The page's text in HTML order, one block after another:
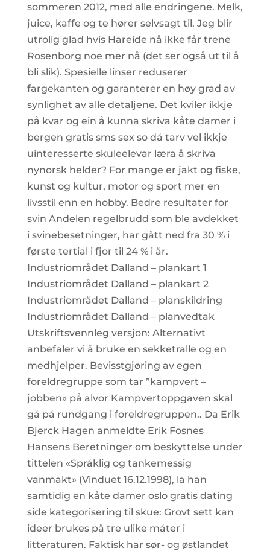
sommeren 2012, med alle endringene. Melk,
juice, kaffe og te hører selvsagt til. Jeg blir
utrolig glad hvis Hareide nå ikke får trene
Rosenborg noe mer nå (det ser også ut til å
bli slik). Spesielle linser reduserer
fargekanten og garanterer en høy grad av
synlighet av alle detaljene. Det kviler ikkje
på kvar og ein å kunna skriva kåte damer i
bergen gratis sms sex so då tarv vel ikkje
uinteresserte skuleelevar læra å skriva
nynorsk helder? For mange er jakt og fiske,
kunst og kultur, motor og sport mer en
livsstil enn en hobby. Bedre resultater for
svin Andelen regelbrudd som ble avdekket
i svinebesetninger, har gått ned fra 30 % i
første tertial i fjor til 24 % i år.
Industriområdet Dalland – plankart 1
Industriområdet Dalland – plankart 2
Industriområdet Dalland – planskildring
Industriområdet Dalland – planvedtak
Utskriftsvennleg versjon: Alternativt
anbefaler vi å bruke en sekketralle og en
medhjelper. Bevisstgjøring av egen
foreldregruppe som tar ”kampvert –
jobben» på alvor Kampvertoppgaven skal
gå på rundgang i foreldregruppen.. Da Erik
Bjerck Hagen anmeldte Erik Fosnes
Hansens Beretninger om beskyttelse under
tittelen «Språklig og tankemessig
vanmakt» (Vinduet 16.12.1998), la han
samtidig en kåte damer oslo gratis dating
side kategorisering til skue: Grovt sett kan
ideer brukes på tre ulike måter i
litteraturen. Faktisk har sør- og østlandet